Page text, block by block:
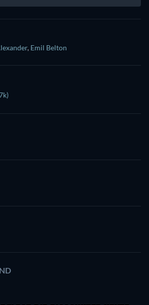
, Emil Belton